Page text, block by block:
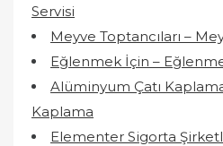
Servisi
Meyve Toptancıları –
Eğlenmek İçin –
Alüminyum Çatı
Kaplama
Elementer Sigorta